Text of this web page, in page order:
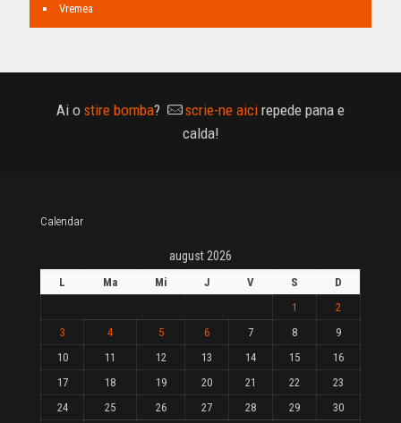
Vremea
Ai o stire bomba? scrie-ne aici repede pana e
calda!
Calendar
august 2026
L Ma Mi J V S
D
1
2
3
4 5 6 7 8
9
10
11 12 13 14 15
16
17
18 19 20 21 22
23
24
25 26 27 28 29
30